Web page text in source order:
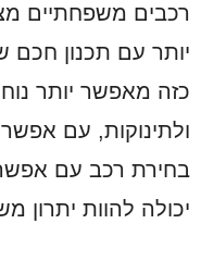
רכבים משפחתיים
יותר עם תכנון חכם
כזה מאפשר יותר
ולתינוקות, עם
בחירת רכב עם
יכולה להוות יתרון